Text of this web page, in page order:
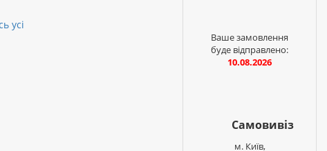
усі
Ваше замовлення
буде відправлено:
10.08.2026
Самовивіз
м. Київ,